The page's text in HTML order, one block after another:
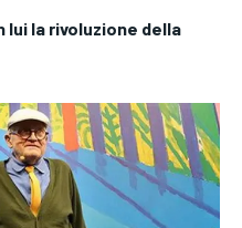
lui la rivoluzione della